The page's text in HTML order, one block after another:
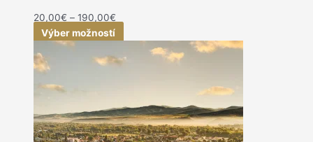
20,00€ – 190,00€
Výber možností